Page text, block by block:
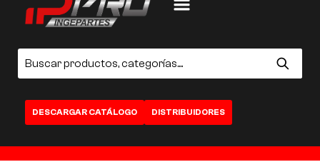
DESCARGAR CATÁLOGO DISTRIBUIDORES